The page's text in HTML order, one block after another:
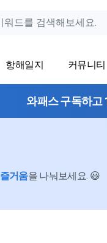
항해일지 커뮤니티
와패스 구독하고
즐거움을 나눠보세요. 😃